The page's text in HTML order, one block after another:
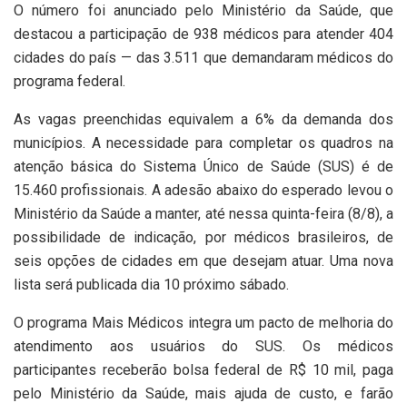
O número foi anunciado pelo Ministério da Saúde, que
destacou a participação de 938 médicos para atender 404
cidades do país — das 3.511 que demandaram médicos do
programa federal.
As vagas preenchidas equivalem a 6% da demanda dos
municípios. A necessidade para completar os quadros na
atenção básica do Sistema Único de Saúde (SUS) é de
15.460 profissionais. A adesão abaixo do esperado levou o
Ministério da Saúde a manter, até nessa quinta-feira (8/8), a
possibilidade de indicação, por médicos brasileiros, de
seis opções de cidades em que desejam atuar. Uma nova
lista será publicada dia 10 próximo sábado.
O programa Mais Médicos integra um pacto de melhoria do
atendimento aos usuários do SUS. Os médicos
participantes receberão bolsa federal de R$ 10 mil, paga
pelo Ministério da Saúde, mais ajuda de custo, e farão